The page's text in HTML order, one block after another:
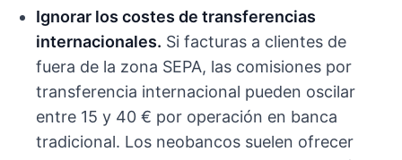
Ignorar los costes de transferencias
internacionales. Si facturas a clientes de
fuera de la zona SEPA, las comisiones por
transferencia internacional pueden oscilar
entre 15 y 40 € por operación en banca
tradicional. Los neobancos suelen ofrecer